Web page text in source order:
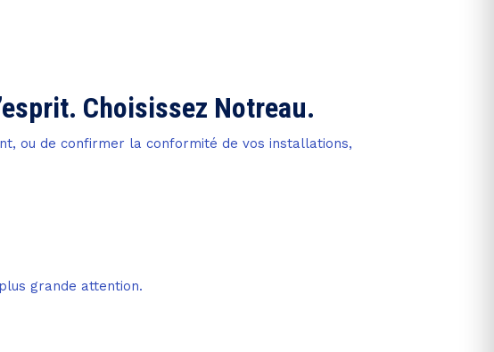
Choisissez Notreau.
ou de confirmer la conformité de vos installations,
grande attention.